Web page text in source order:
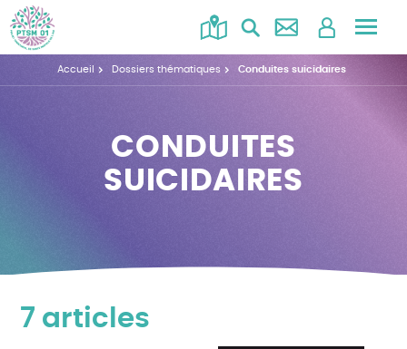
au
menu
Accueil Dossiers thématiques Conduites suicidaires
CONDUITES
SUICIDAIRES
7 articles